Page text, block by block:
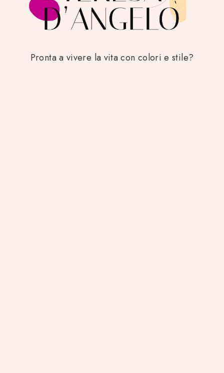
Pronta a vivere la vita con colori e stile?